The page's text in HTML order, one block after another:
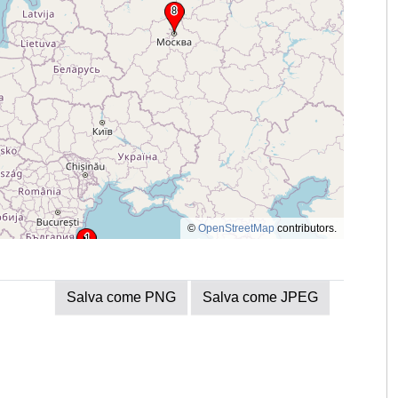
© OpenStreetMap contributors.
Salva come PNG Salva come JPEG